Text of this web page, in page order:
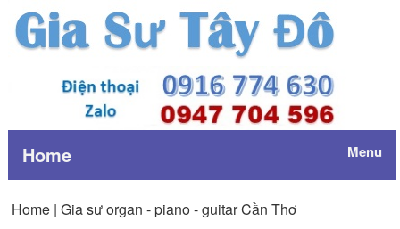
Home Menu
Home | Gia sư organ - piano - guitar Cần Thơ